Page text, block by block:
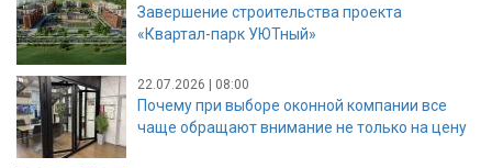
Завершение строительства проекта
«Квартал-парк УЮТный»
22.07.2026 | 08:00
Почему при выборе оконной компании все
чаще обращают внимание не только на цену